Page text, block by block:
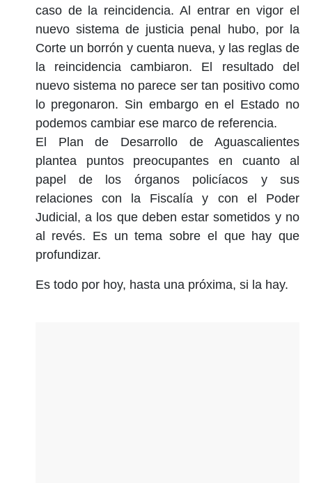
caso de la reincidencia. Al entrar en vigor el
nuevo sistema de justicia penal hubo, por la
Corte un borrón y cuenta nueva, y las reglas de
la reincidencia cambiaron. El resultado del
nuevo sistema no parece ser tan positivo como
lo pregonaron. Sin embargo en el Estado no
podemos cambiar ese marco de referencia.
El Plan de Desarrollo de Aguascalientes
plantea puntos preocupantes en cuanto al
papel de los órganos policíacos y sus
relaciones con la Fiscalía y con el Poder
Judicial, a los que deben estar sometidos y no
al revés. Es un tema sobre el que hay que
profundizar.
Es todo por hoy, hasta una próxima, si la hay.